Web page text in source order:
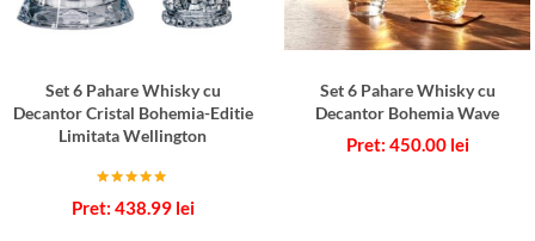
l
e
t
C
r
Set 6 Pahare Whisky cu
Decantor Cristal Bohemia-Editie
Limitata Wellington
5.00
438.99 lei
Set 6 Pahare Whisky cu
Decantor Bohemia Wave
450.00 lei